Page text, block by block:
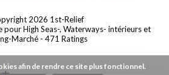
2026 1st-Relief
pour High Seas-, Waterways- intérieurs et
Marché - 471 Ratings
afin de rendre ce site plus fonctionnel.